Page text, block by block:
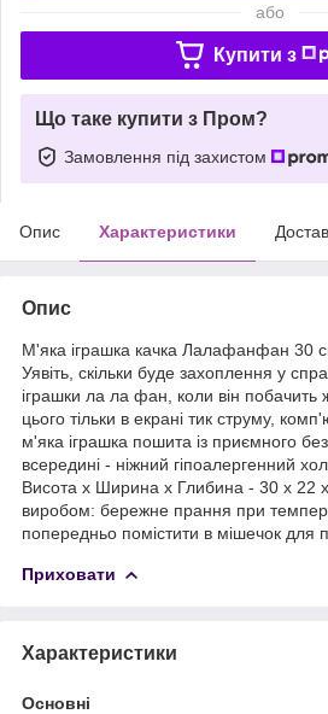
або
Купити з
Що таке купити з Пром?
Замовлення під захистом
Опис Характеристики
Опис
М'яка іграшка качка Лалафанфан 30
Уявіть, скільки буде захоплення у
іграшки ла ла фан, коли він
цього тільки в екрані тик струму,
м'яка іграшка пошита із приємного
всередині - ніжний гіпоалергенний
Висота х Ширина х Глибина - 30 х 22
виробом: бережне прання при
попередньо помістити в мішечок для
Приховати
Характеристики
Основні